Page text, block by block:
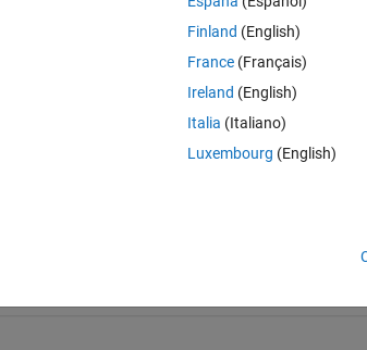
ージを拝見したところ、恐らくMATLAB 内部のファ
合、下記の URL を参考に再インストールすること
Finland (English)
France (Français)
Ireland (English)
Italia (Italiano)
Luxembourg (English)